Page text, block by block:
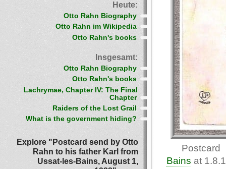
Postcard
Bains at
Heute:
Otto Rahn Biography
Otto Rahn im Wikipedia
Otto Rahn's books
Insgesamt:
Otto Rahn Biography
Otto Rahn's books
Lachrymae, Chapter IV: The Final
Chapter
Raiders of the Lost Grail
What is the government hiding?
Explore "Postcard send by Otto
Rahn to his father Karl from
Ussat-les-Bains, August 1,